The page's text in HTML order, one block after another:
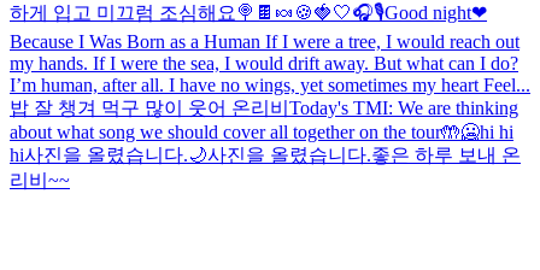
하게 입고 미끄럼 조심해요 🍭🍫🍬🍪🍓🤍🎧🎙️Good night❤
Because I Was Born as a Human If I were a tree, I would reach out
my hands. If I were the sea, I would drift away. But what can I do?
I’m human, after all. I have no wings, yet sometimes my heart Feel...
밥 잘 챙겨 먹구 많이 웃어 온리비 Today's TMI: We are thinking
about what song we should cover all together on the tour🤲🥶hi hi
hi사진을 올렸습니다.🌙사진을 올렸습니다.좋은 하루 보내 온
리비~~